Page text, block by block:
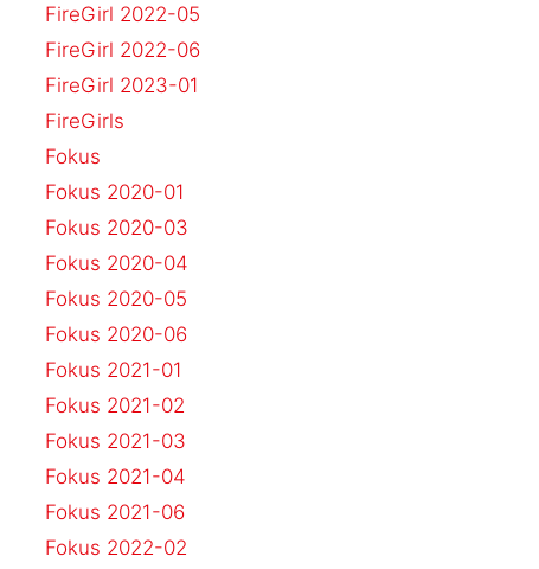
FireGirl 2022-05
FireGirl 2022-06
FireGirl 2023-01
FireGirls
Fokus
Fokus 2020-01
Fokus 2020-03
Fokus 2020-04
Fokus 2020-05
Fokus 2020-06
Fokus 2021-01
Fokus 2021-02
Fokus 2021-03
Fokus 2021-04
Fokus 2021-06
Fokus 2022-02